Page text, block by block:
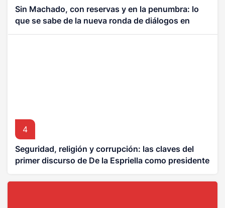
Sin Machado, con reservas y en la penumbra: lo
que se sabe de la nueva ronda de diálogos en
Venezuela
4
Seguridad, religión y corrupción: las claves del
primer discurso de De la Espriella como presidente